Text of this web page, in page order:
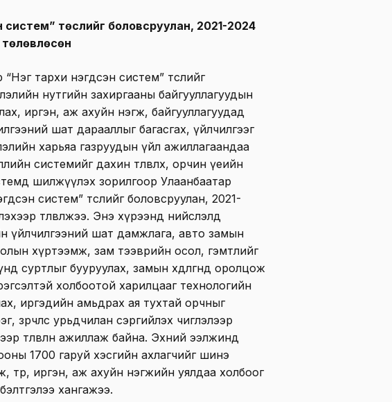
систем” төслийг боловсруулан, 2021-2024
төлөвлөсөн
“Нэг тархи нэгдсэн систем” төслийг
нутгийн захиргааны байгууллагуудын
иргэн, аж ахуйн нэгж, байгууллагуудад
шат дарааллыг багасгах, үйлчилгээг
харьяа газруудын үйл ажиллагаандаа
системийг дахин төлөвлөх, орчин үеийн
шилжүүлэх зорилгоор Улаанбаатар
систем” төслийг боловсруулан, 2021-
төлөвлөжээ. Энэ хүрээнд нийслэлд
үйлчилгээний шат дамжлага, авто замын
хүртээмж, зам тээврийн осол, гэмтлийг
суртлыг бууруулах, замын хөдөлгөөнд оролцож
холбоотой харилцааг технологийн
иргэдийн амьдрах ая тухтай орчныг
зөрчлөөс урьдчилан сэргийлэх чиглэлээр
төлөвлөн ажиллаж байна. Эхний ээлжинд
1700 гаруй хэсгийн ахлагчийг шинэ
төр, иргэн, аж ахуйн нэгжийн уялдаа холбоог
хангажээ.